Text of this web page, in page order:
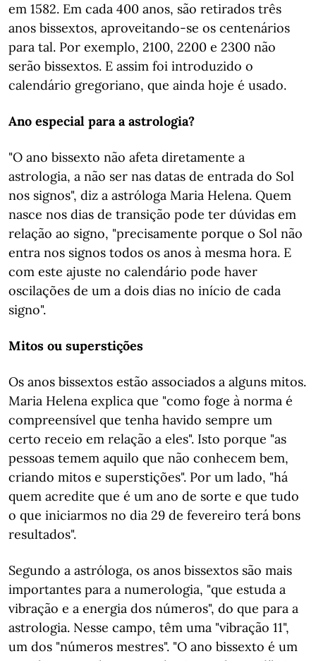
em 1582. Em cada 400 anos, são retirados três
anos bissextos, aproveitando-se os centenários
para tal. Por exemplo, 2100, 2200 e 2300 não
serão bissextos. E assim foi introduzido o
calendário gregoriano, que ainda hoje é usado.
Ano especial para a astrologia?
"O ano bissexto não afeta diretamente a
astrologia, a não ser nas datas de entrada do Sol
nos signos", diz a astróloga Maria Helena. Quem
nasce nos dias de transição pode ter dúvidas em
relação ao signo, "precisamente porque o Sol não
entra nos signos todos os anos à mesma hora. E
com este ajuste no calendário pode haver
oscilações de um a dois dias no início de cada
signo".
Mitos ou superstições
Os anos bissextos estão associados a alguns mitos.
Maria Helena explica que "como foge à norma é
compreensível que tenha havido sempre um
certo receio em relação a eles". Isto porque "as
pessoas temem aquilo que não conhecem bem,
criando mitos e superstições". Por um lado, "há
quem acredite que é um ano de sorte e que tudo
o que iniciarmos no dia 29 de fevereiro terá bons
resultados".
Segundo a astróloga, os anos bissextos são mais
importantes para a numerologia, "que estuda a
vibração e a energia dos números", do que para a
astrologia. Nesse campo, têm uma "vibração 11",
um dos "números mestres". "O ano bissexto é um